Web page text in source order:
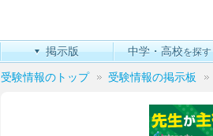
掲示版 中学・高校を探す
受験情報のトップ 受験情報の掲示板